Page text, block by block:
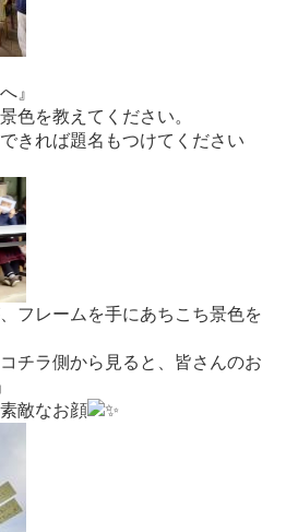
』
色を教えてください。
きれば題名もつけてください
フレームを手にあちこち景色を
チラ側から見ると、皆さんのお
」
敵なお顔